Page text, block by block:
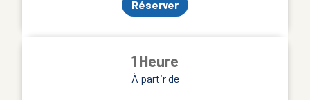
Réserver
1 Heure
À partir de